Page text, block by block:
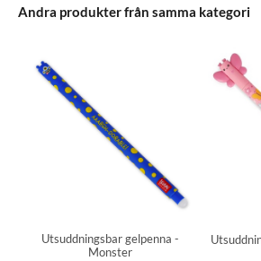
Andra produkter från samma kategori
Utsuddningsbar gelpenna -
Monster